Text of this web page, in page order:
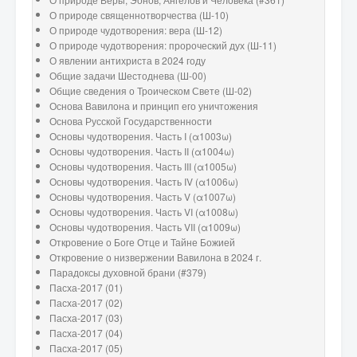
О природе священнотворчества (Ш-10)
О природе чудотворения: вера (Ш-12)
О природе чудотворения: пророческий дух (Ш-11)
О явлении антихриста в 2024 году
Общие задачи Шестоднева (Ш-00)
Общие сведения о Троическом Свете (Ш-02)
Основа Вавилона и принцип его уничтожения
Основа Русской Государственности
Основы чудотворения. Часть I (α1003ω)
Основы чудотворения. Часть II (α1004ω)
Основы чудотворения. Часть III (α1005ω)
Основы чудотворения. Часть IV (α1006ω)
Основы чудотворения. Часть V (α1007ω)
Основы чудотворения. Часть VI (α1008ω)
Основы чудотворения. Часть VII (α1009ω)
Откровение о Боге Отце и Тайне Божией
Откровение о низвержении Вавилона в 2024 г.
Парадоксы духовной брани (#379)
Пасха-2017 (01)
Пасха-2017 (02)
Пасха-2017 (03)
Пасха-2017 (04)
Пасха-2017 (05)